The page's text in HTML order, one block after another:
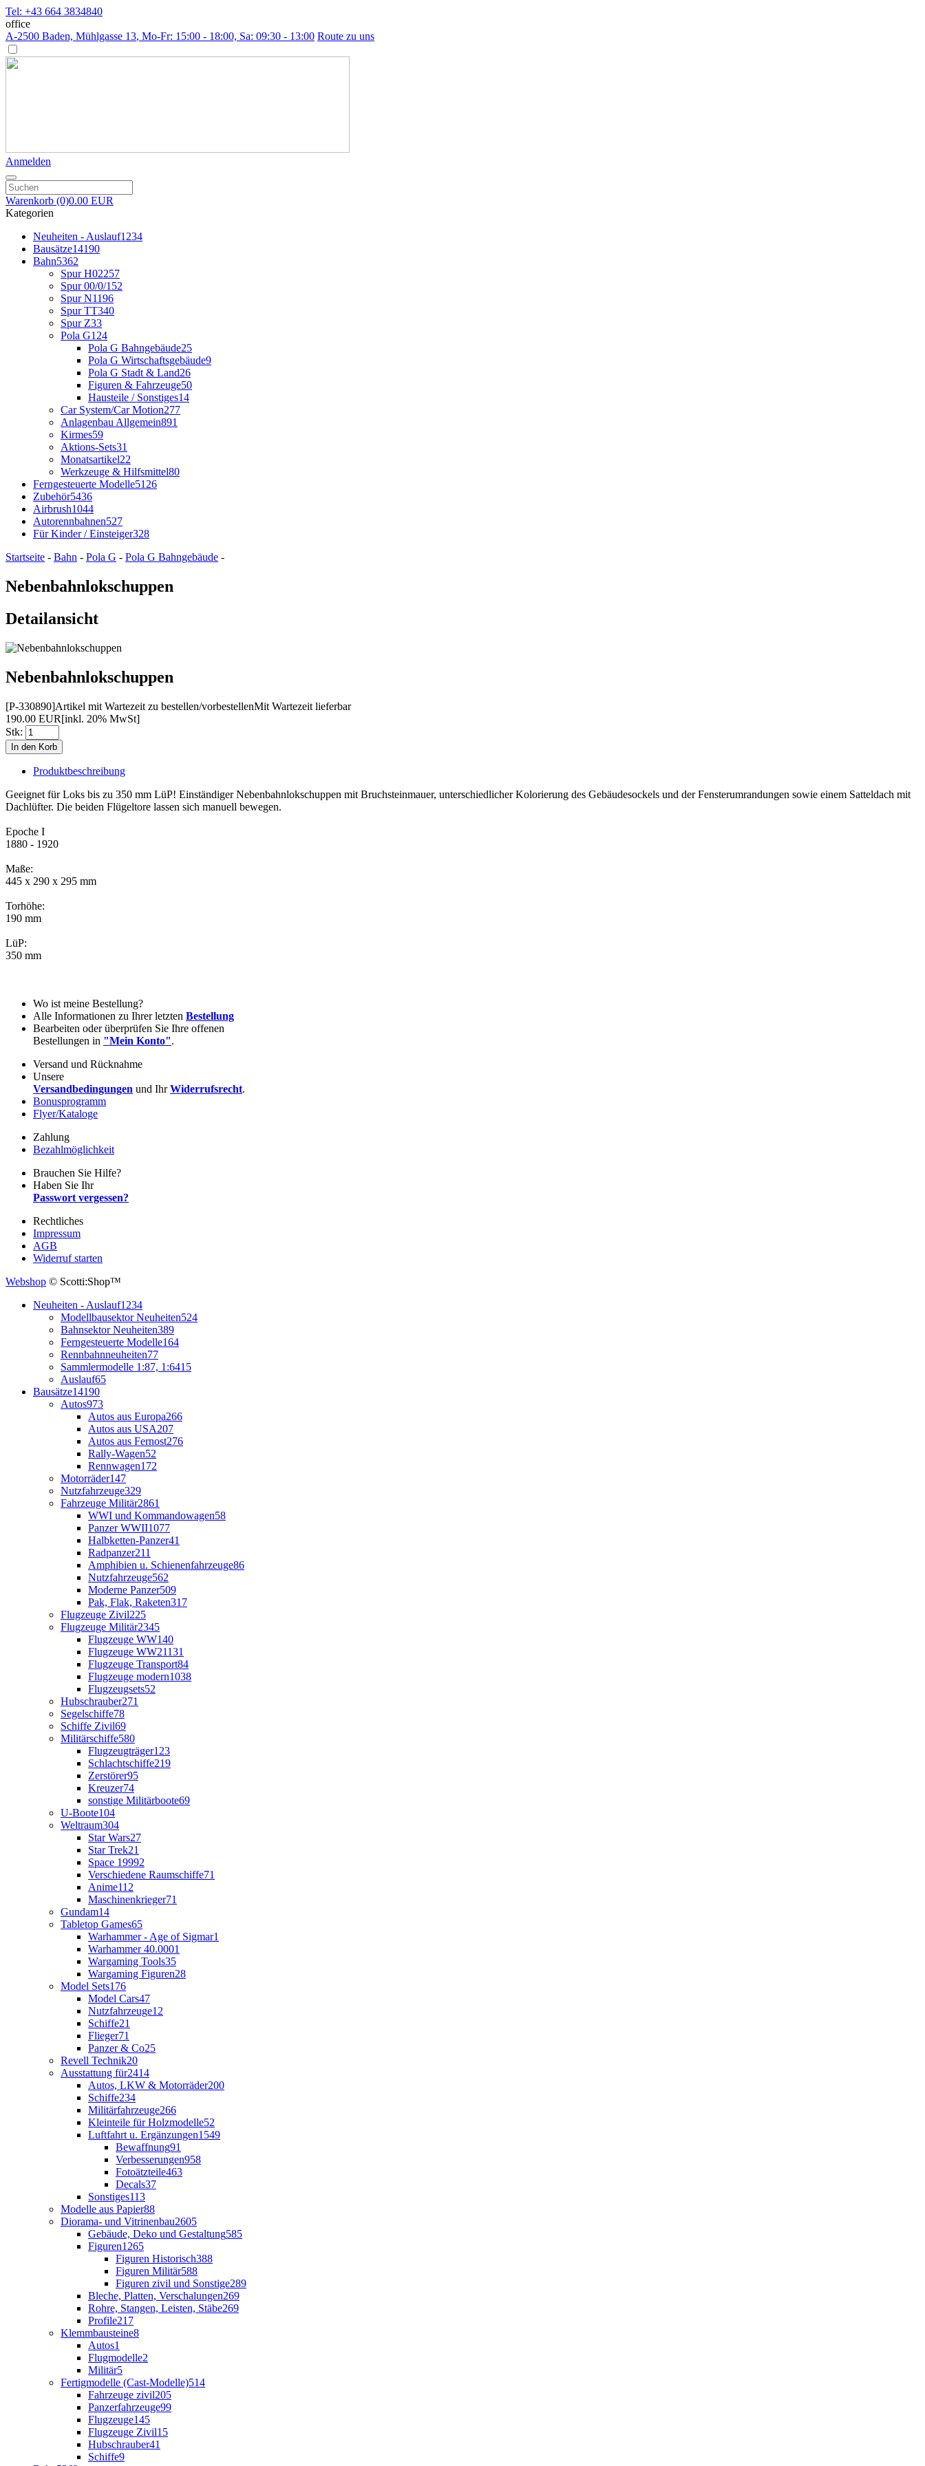
Tel: +43 664 3834840
office
A-2500 Baden, Mühlgasse 13, Mo-Fr: 15:00 - 18:00, Sa: 09:30 - 13:00 Route zu uns
Anmelden
Warenkorb (0)0.00 EUR
Kategorien
Neuheiten - Auslauf1234
Bausätze14190
Bahn5362
Spur H02257
Spur 00/0/1 52
Spur N1196
Spur TT340
Spur Z33
Pola G124
Pola G Bahngebäude25
Pola G Wirtschaftsgebäude9
Pola G Stadt & Land26
Figuren & Fahrzeuge50
Hausteile / Sonstiges14
Car System/Car Motion277
Anlagenbau Allgemein891
Kirmes59
Aktions-Sets31
Monatsartikel22
Werkzeuge & Hilfsmittel80
Ferngesteuerte Modelle5126
Zubehör5436
Airbrush1044
Autorennbahnen527
Für Kinder / Einsteiger328
Startseite - Bahn - Pola G - Pola G Bahngebäude -
Nebenbahnlokschuppen
Detailansicht
Nebenbahnlokschuppen
[P-330890]Artikel mit Wartezeit zu bestellen/vorbestellenMit Wartezeit lieferbar
190.00 EUR[inkl. 20% MwSt]
Stk:
Produktbeschreibung
Geeignet für Loks bis zu 350 mm LüP! Einständiger Nebenbahnlokschuppen mit Bruchsteinmauer, unterschiedlicher Kolorierung des Gebäudesockels und der Fensterumrandungen sowie einem Satteldach mit
Dachlüfter. Die beiden Flügeltore lassen sich manuell bewegen.
Epoche I
1880 - 1920
Maße:
445 x 290 x 295 mm
Torhöhe:
190 mm
LüP:
350 mm
Wo ist meine Bestellung?
Alle Informationen zu Ihrer letzten Bestellung
Bearbeiten oder überprüfen Sie Ihre offenen
Bestellungen in "Mein Konto".
Versand und Rücknahme
Unsere
Versandbedingungen und IhrWiderrufsrecht.
Bonusprogramm
Flyer/Kataloge
Zahlung
Bezahlmöglichkeit
Brauchen Sie Hilfe?
Haben Sie Ihr
Passwort vergessen?
Rechtliches
Impressum
AGB
Widerruf starten
Webshop © Scotti:Shop™
Neuheiten - Auslauf1234
Modellbausektor Neuheiten524
Bahnsektor Neuheiten389
Ferngesteuerte Modelle164
Rennbahnneuheiten77
Sammlermodelle 1:87, 1:6415
Auslauf65
Bausätze14190
Autos973
Autos aus Europa266
Autos aus USA207
Autos aus Fernost276
Rally-Wagen52
Rennwagen172
Motorräder147
Nutzfahrzeuge329
Fahrzeuge Militär2861
WWI und Kommandowagen58
Panzer WWII1077
Halbketten-Panzer41
Radpanzer211
Amphibien u. Schienenfahrzeuge86
Nutzfahrzeuge562
Moderne Panzer509
Pak, Flak, Raketen317
Flugzeuge Zivil225
Flugzeuge Militär2345
Flugzeuge WW140
Flugzeuge WW21131
Flugzeuge Transport84
Flugzeuge modern1038
Flugzeugsets52
Hubschrauber271
Segelschiffe78
Schiffe Zivil69
Militärschiffe580
Flugzeugträger123
Schlachtschiffe219
Zerstörer95
Kreuzer74
sonstige Militärboote69
U-Boote104
Weltraum304
Star Wars27
Star Trek21
Space 19992
Verschiedene Raumschiffe71
Anime112
Maschinenkrieger71
Gundam14
Tabletop Games65
Warhammer - Age of Sigmar1
Warhammer 40.0001
Wargaming Tools35
Wargaming Figuren28
Model Sets176
Model Cars47
Nutzfahrzeuge12
Schiffe21
Flieger71
Panzer & Co25
Revell Technik20
Ausstattung für2414
Autos, LKW & Motorräder200
Schiffe234
Militärfahrzeuge266
Kleinteile für Holzmodelle52
Luftfahrt u. Ergänzungen1549
Bewaffnung91
Verbesserungen958
Fotoätzteile463
Decals37
Sonstiges113
Modelle aus Papier88
Diorama- und Vitrinenbau2605
Gebäude, Deko und Gestaltung585
Figuren1265
Figuren Historisch388
Figuren Militär588
Figuren zivil und Sonstige289
Bleche, Platten, Verschalungen269
Rohre, Stangen, Leisten, Stäbe269
Profile217
Klemmbausteine8
Autos1
Flugmodelle2
Militär5
Fertigmodelle (Cast-Modelle)514
Fahrzeuge zivil205
Panzerfahrzeuge99
Flugzeuge145
Flugzeuge Zivil15
Hubschrauber41
Schiffe9